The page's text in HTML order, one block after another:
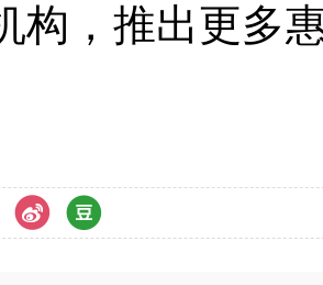
构，推出更多